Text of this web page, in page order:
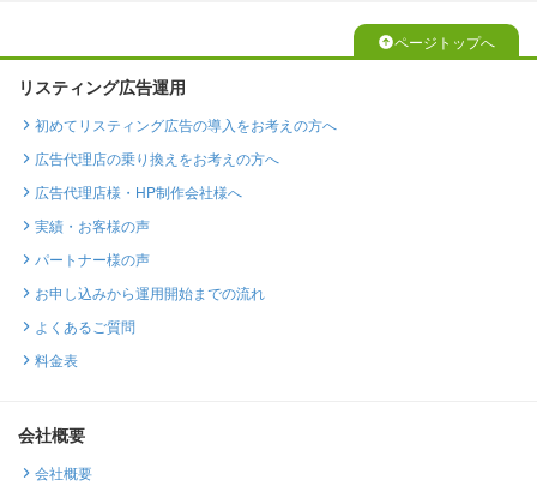
ページトップへ
リスティング広告運用
初めてリスティング広告の導入をお考えの方へ
広告代理店の乗り換えをお考えの方へ
広告代理店様・HP制作会社様へ
実績・お客様の声
パートナー様の声
お申し込みから運用開始までの流れ
よくあるご質問
料金表
会社概要
会社概要